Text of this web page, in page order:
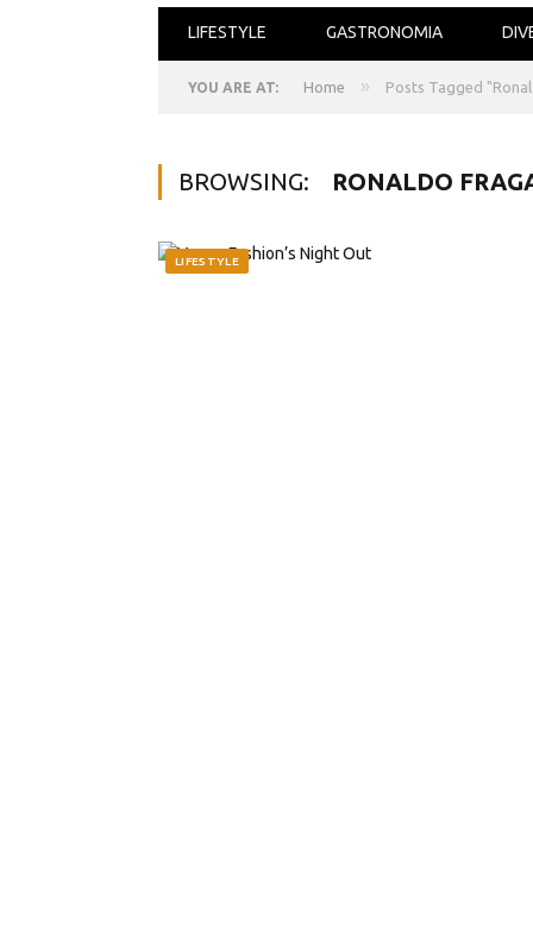
LIFESTYLE GASTRONOMIA
YOU ARE AT: Home » Posts Tagged
BROWSING: RONALDO
LIFESTYLE